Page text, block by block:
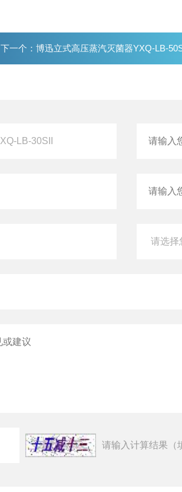
下一个： 博迅立式高压蒸汽灭菌器YXQ-LB-
请输入计算结果（